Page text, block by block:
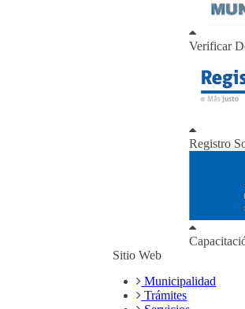
Verificar
Registro
Sitio Web
Municipalidad
Trámites